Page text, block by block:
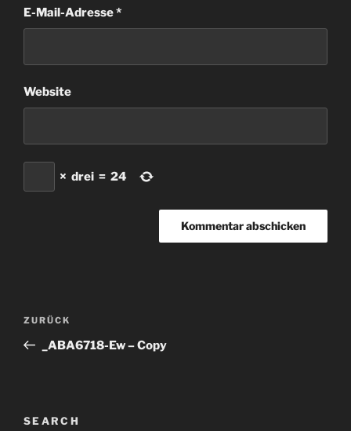
E-Mail-Adresse*
Website
× drei = 24
Beitragsnavigation
Vorheriger
Beitrag
ZURÜCK
_ABA6718-Ew – Copy
SEARCH